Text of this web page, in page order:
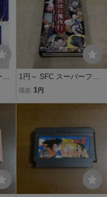
1円～ SFC スーパーファ
ミコン 水木しげるの妖怪
現在 1 円